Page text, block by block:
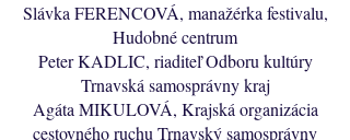
Slávka FERENCOVÁ, manažérka festivalu,
Hudobné centrum
Peter KADLIC, riaditeľ Odboru kultúry
Trnavská samosprávny kraj
Agáta MIKULOVÁ, Krajská organizácia
cestovného ruchu Trnavský samosprávny